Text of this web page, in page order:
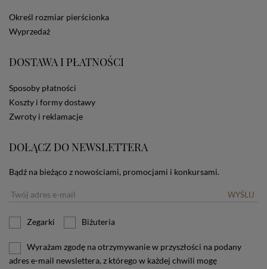
dotyczących cookies oznacza, że będą one
zamieszczane w urządzeniu końcowym każdego
użytkownika. Jeżeli użytkownik nie wyraża zgody na
ustawienia swojej przeglądarki.
informacji o plikach cookies.
Określ rozmiar pierścionka
Wyprzedaż
DOSTAWA I PŁATNOŚCI
Sposoby płatności
Koszty i formy dostawy
Zwroty i reklamacje
DOŁĄCZ DO NEWSLETTERA
Bądź na bieżąco z nowościami, promocjami i konkursami.
WYŚLIJ
Zegarki Biżuteria
Wyrażam zgodę na otrzymywanie w przyszłości na podany
adres e-mail newslettera, z którego w każdej chwili mogę